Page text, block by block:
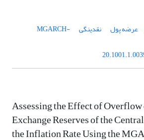
عرضه پول نقدینگی MGARCH-
Assessing the Effect of
Exchange Reserves of the
the Inflation Rate Using the